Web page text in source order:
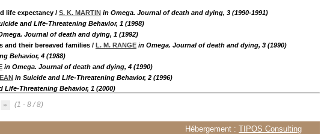
life expectancy/ S. K. MARTIN in Omega. Journal of death and dying, 3 (1990-1991)
and Life-Threatening Behavior, 1 (1998)
Journal of death and dying, 1 (1992)
and their bereaved families/ L. M. RANGE in Omega. Journal of death and dying, 3 (1990)
Behavior, 4 (1988)
in Omega. Journal of death and dying, 4 (1990)
in Suicide and Life-Threatening Behavior, 2 (1996)
Life-Threatening Behavior, 1 (2000)
(1 - 8 / 8)
Hébergement :TIPOS Consulting